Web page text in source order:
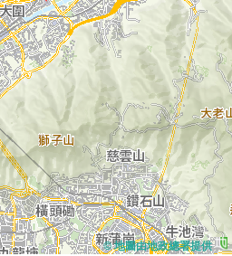
© 地圖由地政總署提供